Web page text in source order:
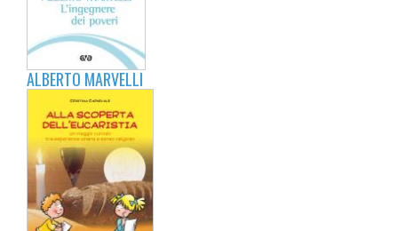
ALBERTO MARVELLI